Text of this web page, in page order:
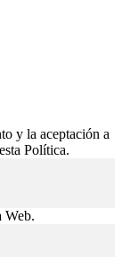
y la aceptación a
Política.
Web.